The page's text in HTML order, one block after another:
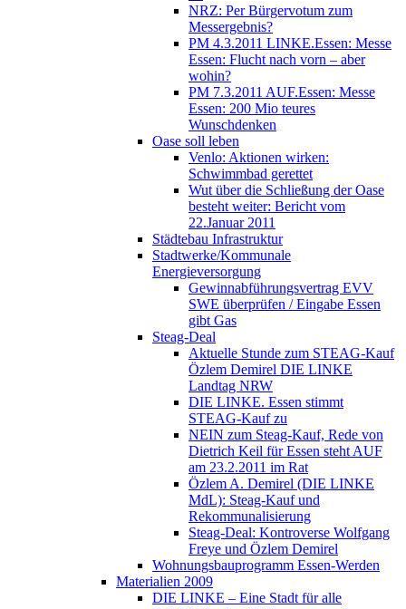
NRZ: Per Bürgervotum zum
Messergebnis?
PM 4.3.2011 LINKE.Essen: Messe
Essen: Flucht nach vorn – aber
wohin?
PM 7.3.2011 AUF.Essen: Messe
Essen: 200 Mio teures
Wunschdenken
Oase soll leben
Venlo: Aktionen wirken:
Schwimmbad gerettet
Wut über die Schließung der Oase
besteht weiter: Bericht vom
22.Januar 2011
Städtebau Infrastruktur
Stadtwerke/Kommunale
Energieversorgung
Gewinnabführungsvertrag EVV
SWE überprüfen / Eingabe Essen
gibt Gas
Steag-Deal
Aktuelle Stunde zum STEAG-Kauf
Özlem Demirel DIE LINKE
Landtag NRW
DIE LINKE. Essen stimmt
STEAG-Kauf zu
NEIN zum Steag-Kauf, Rede von
Dietrich Keil für Essen steht AUF
am 23.2.2011 im Rat
Özlem A. Demirel (DIE LINKE
MdL): Steag-Kauf und
Rekommunalisierung
Steag-Deal: Kontroverse Wolfgang
Freye und Özlem Demirel
Wohnungsbauprogramm Essen-Werden
Materialien 2009
DIE LINKE – Eine Stadt für alle